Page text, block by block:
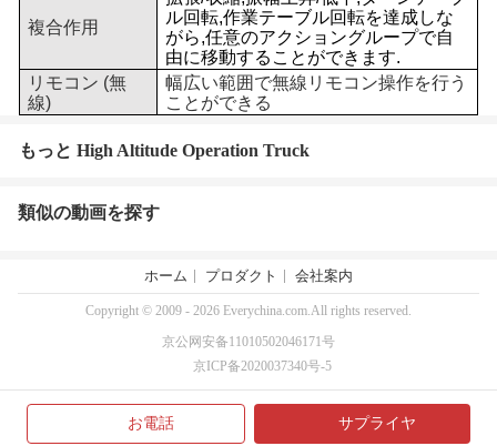
複合作用
ル回転,作業テーブル回転を達成しな
がら,任意のアクショングループで自
由に移動することができます.
リモコン (無
線)
幅広い範囲で無線リモコン操作を行う
ことができる
もっと High Altitude Operation Truck
類似の動画を探す
お電話 サプライヤ
ホーム プロダクト 会社案内
Copyright © 2009 - 2026 Everychina.com.All rights reserved.
京公网安备11010502046171号
京ICP备2020037340号-5